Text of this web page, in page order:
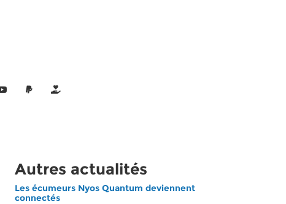
Autres actualités
Les écumeurs Nyos Quantum deviennent
connectés